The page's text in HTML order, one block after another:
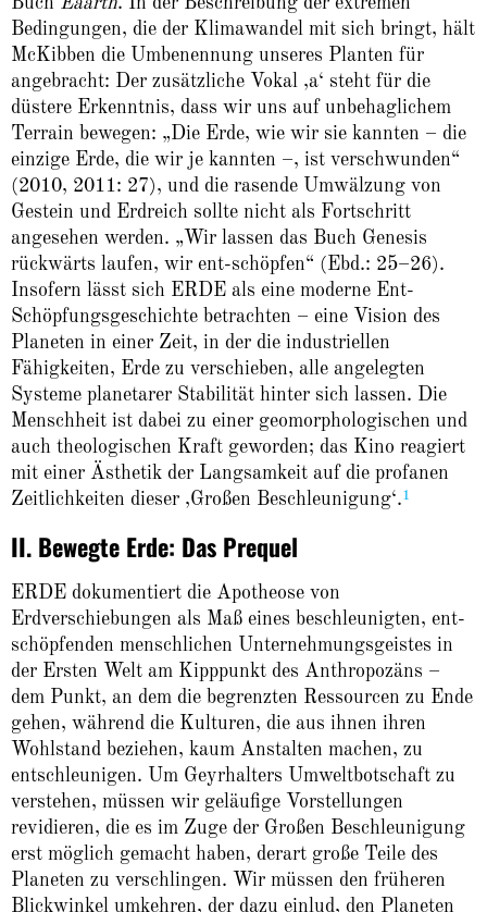
Bedingungen, die der Klimawandel mit sich bringt, hält
McKibben die Umbenennung unseres Planten für
angebracht: Der zusätzliche Vokal ‚a‘ steht für die
düstere Erkenntnis, dass wir uns auf unbehaglichem
Terrain bewegen: „Die Erde, wie wir sie kannten – die
einzige Erde, die wir je kannten –, ist verschwunden“
(2010, 2011: 27), und die rasende Umwälzung von
Gestein und Erdreich sollte nicht als Fortschritt
angesehen werden. „Wir lassen das Buch Genesis
rückwärts laufen, wir ent-schöpfen“ (Ebd.: 25–26).
Insofern lässt sich ERDE als eine moderne Ent-
Schöpfungsgeschichte betrachten – eine Vision des
Planeten in einer Zeit, in der die industriellen
Fähigkeiten, Erde zu verschieben, alle angelegten
Systeme planetarer Stabilität hinter sich lassen. Die
Menschheit ist dabei zu einer geomorphologischen und
auch theologischen Kraft geworden; das Kino reagiert
mit einer Ästhetik der Langsamkeit auf die profanen
Zeitlichkeiten dieser ‚Großen Beschleunigung‘.1
II. Bewegte Erde: Das Prequel
ERDE dokumentiert die Apotheose von
Erdverschiebungen als Maß eines beschleunigten, ent-
schöpfenden menschlichen Unternehmungsgeistes in
der Ersten Welt am Kipppunkt des Anthropozäns –
dem Punkt, an dem die begrenzten Ressourcen zu Ende
gehen, während die Kulturen, die aus ihnen ihren
Wohlstand beziehen, kaum Anstalten machen, zu
entschleunigen. Um Geyrhalters Umweltbotschaft zu
verstehen, müssen wir geläufige Vorstellungen
revidieren, die es im Zuge der Großen Beschleunigung
erst möglich gemacht haben, derart große Teile des
Planeten zu verschlingen. Wir müssen den früheren
Blickwinkel umkehren, der dazu einlud, den Planeten